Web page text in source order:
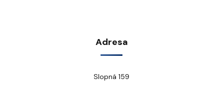
Adresa
Slopná 159